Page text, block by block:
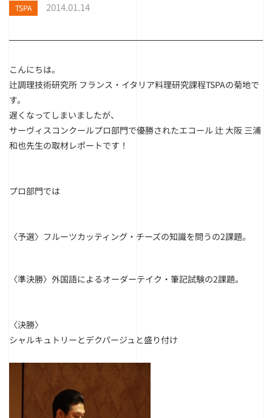
TSPA 2014.01.14
こんにちは。
辻調理技術研究所 フランス・イタリア料理研究課程TSPAの菊地で
す。
遅くなってしまいましたが、
サーヴィスコンクールプロ部門で優勝されたエコール 辻 大阪 三浦
和也先生の取材レポートです！
プロ部門では
〈予選〉フルーツカッティング・チーズの知識を問うの2課題。
〈準決勝〉外国語によるオーダーテイク・筆記試験の2課題。
〈決勝〉
シャルキュトリーとデクパージュと盛り付け